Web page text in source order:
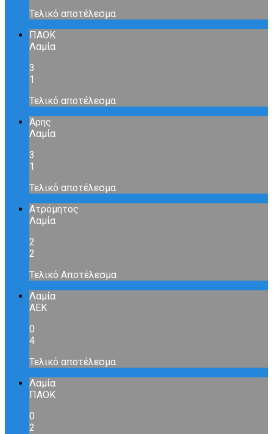
Τελικό αποτέλεσμα
ΠΑΟΚ
Λαμία
3
1
Τελικό αποτέλεσμα
Άρης
Λαμία
3
1
Τελικό αποτέλεσμα
Ατρόμητος
Λαμία
2
2
Τελικό Αποτέλεσμα
Λαμία
ΑΕΚ
0
4
Τελικό αποτέλεσμα
Λαμία
ΠΑΟΚ
0
2